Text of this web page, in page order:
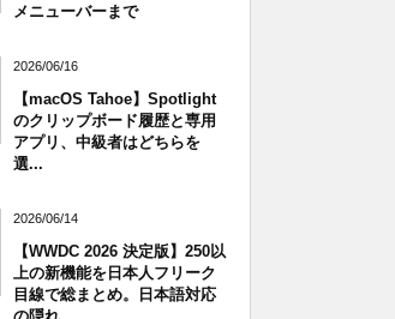
メニューバーまで
2026/06/16
【macOS Tahoe】Spotlight
のクリップボード履歴と専用
アプリ、中級者はどちらを
選...
2026/06/14
【WWDC 2026 決定版】250以
上の新機能を日本人フリーク
目線で総まとめ。日本語対応